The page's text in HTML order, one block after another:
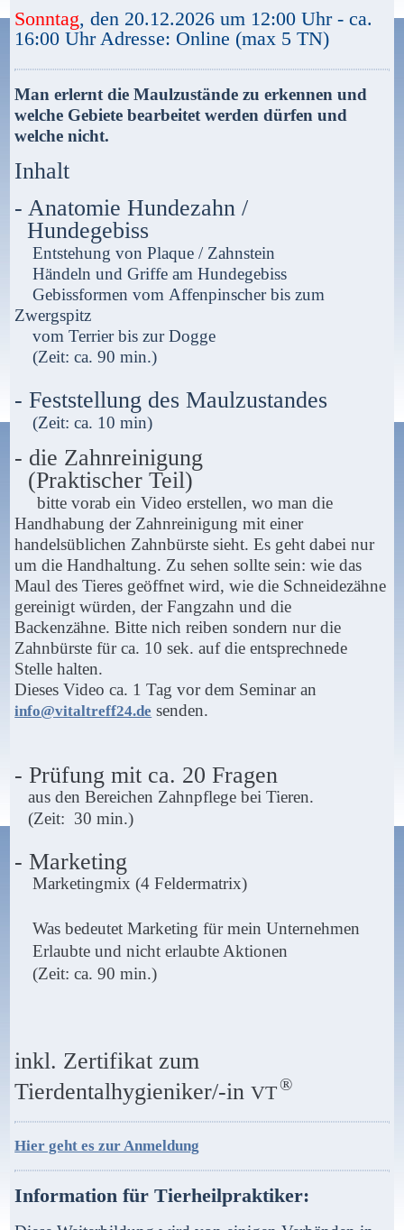
Sonntag, den 20.12.2026 um 12:00 Uhr - ca.
16:00 Uhr Adresse: Online (max 5 TN)
Man erlernt die Maulzustände zu erkennen und
welche Gebiete bearbeitet werden dürfen und
welche nicht.
Inhalt
- Anatomie Hundezahn /
Hundegebiss
Entstehung von Plaque / Zahnstein
Händeln und Griffe am Hundegebiss
Gebissformen vom Affenpinscher bis zum
Zwergspitz
vom Terrier bis zur Dogge
(Zeit: ca. 90 min.)
- Feststellung des Maulzustandes
(Zeit: ca. 10 min)
- die Zahnreinigung
(Praktischer Teil)
bitte vorab ein Video erstellen, wo man die
Handhabung der Zahnreinigung mit einer
handelsüblichen Zahnbürste sieht. Es geht dabei nur
um die Handhaltung. Zu sehen sollte sein: wie das
Maul des Tieres geöffnet wird, wie die Schneidezähne
gereinigt würden, der Fangzahn und die
Backenzähne. Bitte nich reiben sondern nur die
Zahnbürste für ca. 10 sek. auf die entsprechnede
Stelle halten.
Dieses Video ca. 1 Tag vor dem Seminar an
info@vitaltreff24.de senden.
- Prüfung mit ca. 20 Fragen
aus den Bereichen Zahnpflege bei Tieren.
(Zeit: 30 min.)
- Marketing
Marketingmix (4 Feldermatrix)
Was bedeutet Marketing für mein Unternehmen
Erlaubte und nicht erlaubte Aktionen
(Zeit: ca. 90 min.)
inkl. Zertifikat zum
Tierdentalhygieniker/-inVT®
Hier geht es zur Anmeldung
Information für Tierheilpraktiker: